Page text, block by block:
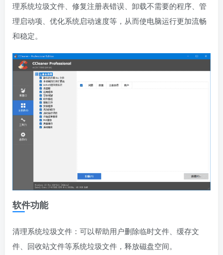
理系统垃圾文件、修复注册表错误、卸载不需要的程序、管
理启动项、优化系统启动速度等，从而使电脑运行更加流畅
和稳定。
软件功能
清理系统垃圾文件：可以帮助用户删除临时文件、缓存文
件、回收站文件等系统垃圾文件，释放磁盘空间。